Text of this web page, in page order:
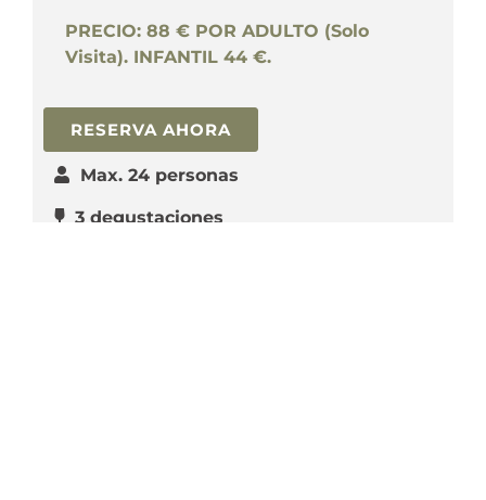
PRECIO: 88 € POR ADULTO (Solo
Visita). INFANTIL 44 €.
RESERVA AHORA
Max. 24 personas
3 degustaciones